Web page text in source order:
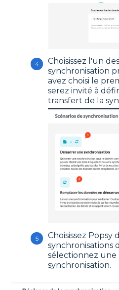
Choisissez l'un
synchronisation
avez choisi le
serez invité à
transfert de la
Choisissez Popsy
synchronisations
sélectionnez
synchronisation.